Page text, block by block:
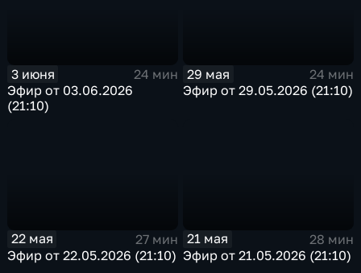
3 июня
24 мин
Эфир от 03.06.2026
(21:10)
29 мая
24 мин
Эфир от 29.05.2026 (21:10)
22 мая
27 мин
Эфир от 22.05.2026 (21:10)
21 мая
28 мин
Эфир от 21.05.2026 (21:10)